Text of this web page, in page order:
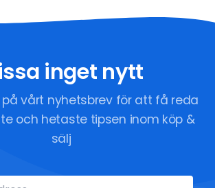
inget nytt
på vårt nyhetsbrev för att få reda
och hetaste tipsen inom köp &
sälj